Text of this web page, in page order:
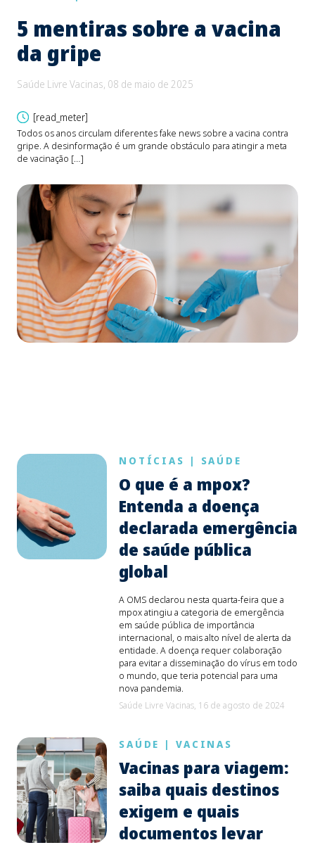
5 mentiras sobre a vacina
da gripe
Saúde Livre Vacinas, 08 de maio de 2025
[read_meter]
Todos os anos circulam diferentes fake news sobre a vacina contra
gripe. A desinformação é um grande obstáculo para atingir a meta
de vacinação […]
NOTÍCIAS | SAÚDE
O que é a mpox?
Entenda a doença
declarada emergência
de saúde pública
global
A OMS declarou nesta quarta-feira que a
mpox atingiu a categoria de emergência
em saúde pública de importância
internacional, o mais alto nível de alerta da
entidade. A doença requer colaboração
para evitar a disseminação do vírus em todo
o mundo, que teria potencial para uma
nova pandemia.
Saúde Livre Vacinas, 16 de agosto de 2024
SAÚDE | VACINAS
Vacinas para viagem:
saiba quais destinos
exigem e quais
documentos levar